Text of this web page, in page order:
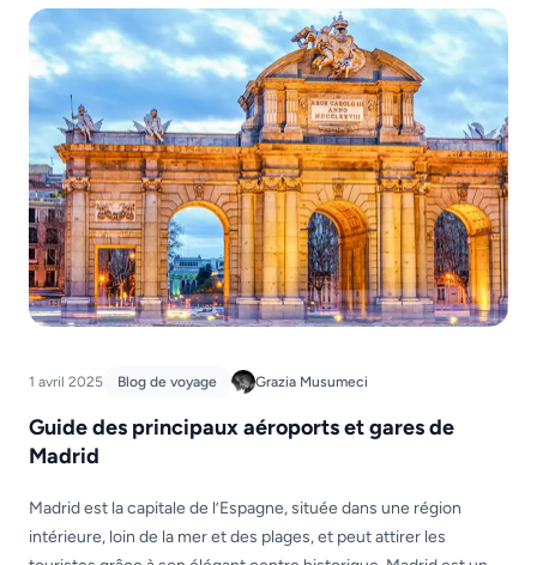
rendu l’Espagne célèbre dans le monde […]
1 avril 2025 Blog de voyage Grazia Musumeci
Guide des principaux aéroports et gares de
Madrid
Madrid est la capitale de l’Espagne, située dans une région
intérieure, loin de la mer et des plages, et peut attirer les